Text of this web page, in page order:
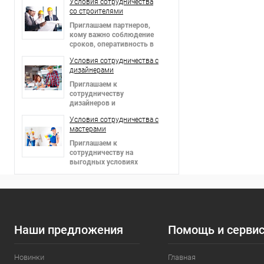
Условия сотрудничества
со строителями
Приглашаем партнеров,
кому важно соблюдение
сроков, оперативность в
гибкие цены!
Условия сотрудничества c
дизайнерами
Приглашаем к
сотрудничеству
дизайнеров и
предоставляем скидки!
Условия сотрудничества c
мастерами
Приглашаем к
сотрудничеству на
выгодных условиях
Наши предложения
Новинки
Помощь и
Главная